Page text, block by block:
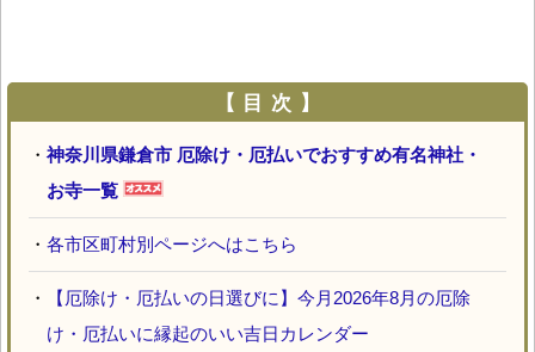
【 目 次 】
・ 神奈川県鎌倉市 厄除け・厄払いでおすすめ有名神社・
お寺一覧
・ 各市区町村別ページへはこちら
・
【厄除け・厄払いの日選びに】今月2026年8月の厄除
け・厄払いに縁起のいい吉日カレンダー